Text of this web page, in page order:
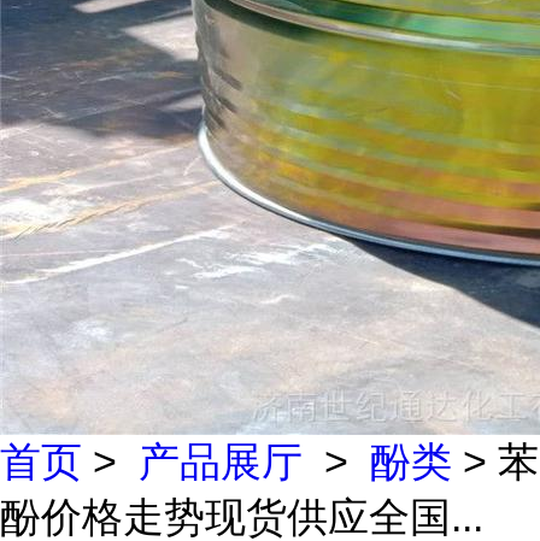
首页 > 产品展厅 > 酚类 > 苯
酚价格走势现货供应全国...